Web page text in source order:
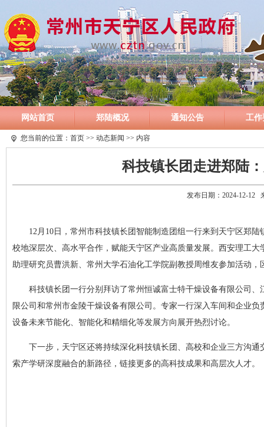
网站首页 郑陆概况 通知公告 工作
您当前的位置： 首页 >> 动态新闻 >> 内容
科技镇长团走进郑陆
发布日期：2024-12-12
12月10日，常州市科技镇长团智能制造团组一行来到天宁区郑
校地深层次、高水平合作，赋能天宁区产业高质量发展。西安理工
助理研究员曹洪新、常州大学石油化工学院副教授周维友参加活动
科技镇长团一行分别拜访了常州恒诚富士特干燥设备有限公司
限公司和常州市金陵干燥设备有限公司。专家一行深入车间和企业
设备未来节能化、智能化和精细化等发展方向展开热烈讨论。
下一步，天宁区还将持续深化科技镇长团、高校和企业三方沟
索产学研深度融合的新路径，链接更多的高科技成果和高层次人才。